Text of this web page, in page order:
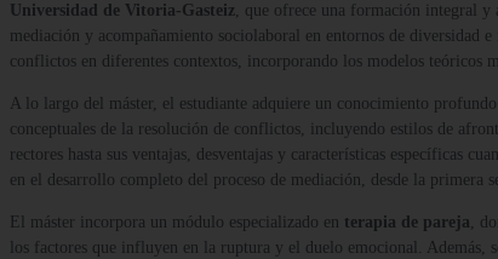
Universidad de Vitoria-Gasteiz, que ofrece una formación integral y
mediación y acompañamiento sociolaboral en entornos de diversidad
conflictos en diferentes contextos, incorporando los modelos teóricos
A lo largo del máster, el estudiante adquiere un conocimiento
conceptuales de la resolución de conflictos, incluyendo estilos de
rectores hasta sus ventajas, desventajas y características específicas
en el desarrollo completo del proceso de mediación, desde la primera
El máster incorpora un módulo especializado en terapia de pareja,
los factores que influyen en la ruptura y el duelo emocional. Además,